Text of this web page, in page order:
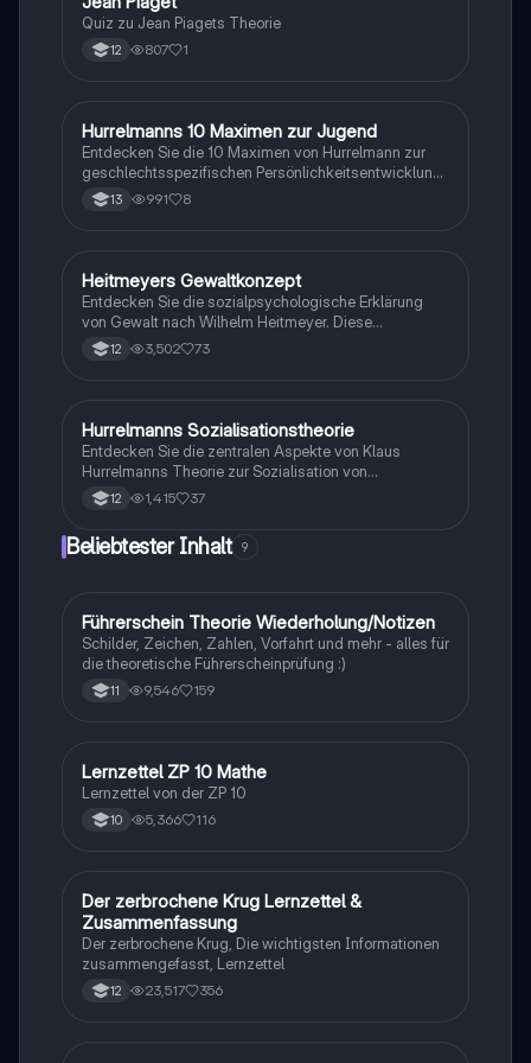
Quiz zu Jean Piagets Theorie
12 807 1
Psychologie
Hurrelmanns 10 Maximen zur Jugend
Entdecken Sie die 10 Maximen von Hurrelmann zur
geschlechtsspezifischen Persönlichkeitsentwicklung
und Sozialisationsprozessen in der Jugend. Diese
Zusammenfassung beleuchtet die Schlüsselkonzepte
und Studierende, die sich mit psychosozialer
Entwicklung und Jugendforschung beschäftigen.
13 991 8
Pädagogik
Heitmeyers Gewaltkonzept
Entdecken Sie die sozialpsychologische Erklärung
von Gewalt nach Wilhelm Heitmeyer. Diese
Zusammenfassung behandelt die Konzepte der
Individualisierung, Desintegration und deren
Studierende der Sozialwissenschaften und
Psychologie.
12 3,502 73
Pädagogik
Hurrelmanns Sozialisationstheorie
Entdecken Sie die zentralen Aspekte von Klaus
Hurrelmanns Theorie zur Sozialisation von
Jugendlichen. Diese Zusammenfassung behandelt
die 10 Maxime, Entwicklungsaufgaben und die Rolle
für Studierende der Sozialwissenschaften und
Herausforderungen der Jugendphase
auseinandersetzen. Typ: Zusammenfassung.
12 1,415 37
Beliebtester Inhalt 9
Lerntipps
Führerschein Theorie Wiederholung/Notizen
Schilder, Zeichen, Zahlen, Vorfahrt und mehr - alles für
die theoretische Führerscheinprüfung :)
11 9,546 159
Mathe
Lernzettel ZP 10 Mathe
Lernzettel von der ZP 10
10 5,366 116
Deutsch
Der zerbrochene Krug Lernzettel &
Zusammenfassung
Der zerbrochene Krug, Die wichtigsten Informationen
zusammengefasst, Lernzettel
12 23,517 356